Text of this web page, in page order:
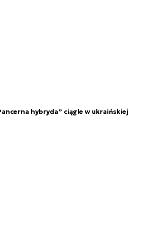
hybryda” ciągle w ukraińskiej